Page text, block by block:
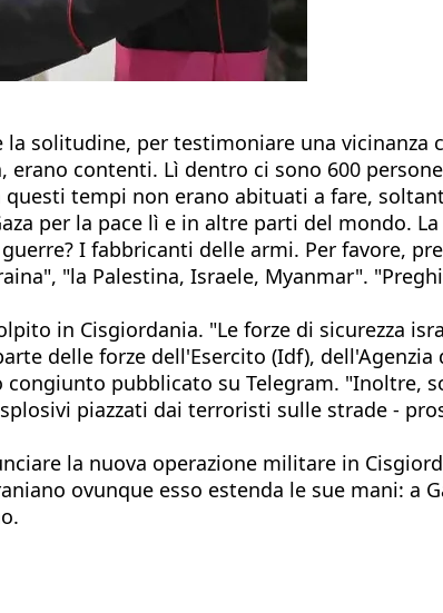
per testimoniare una vicinanza
contenti. Lì dentro ci sono 600
tempi non erano abituati a fare,
per la pace lì e in altre parti del mondo.
I fabbricanti delle armi. Per favore,
"la Palestina, Israele, Myanmar".
in Cisgiordania. "Le forze di sicurezza
delle forze dell'Esercito (Idf), dell'Agenzia
pubblicato su Telegram. "Inoltre,
piazzati dai terroristi sulle strade -
la nuova operazione militare in
ovunque esso estenda le sue mani: a